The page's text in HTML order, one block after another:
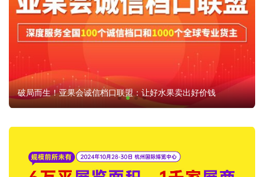
破局而生！亚果会诚信档口联盟：让好水果卖出好价钱